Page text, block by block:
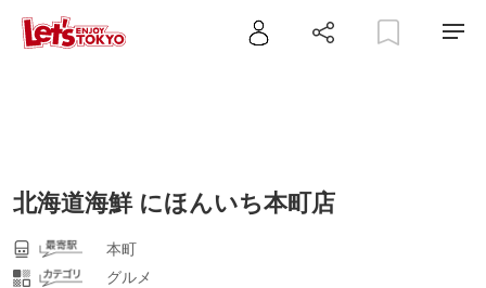
北海道海鮮 にほんいち本町店
本町
グルメ